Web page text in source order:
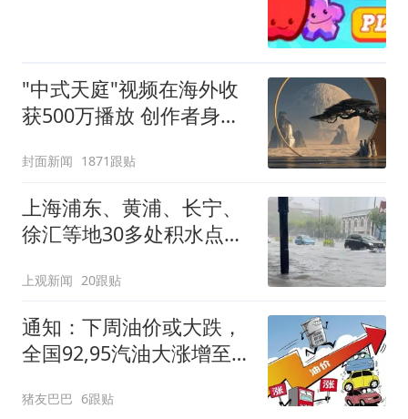
"中式天庭"视频在海外收
获500万播放 创作者身份
封面新闻 1871跟贴
上海浦东、黄浦、长宁、
徐汇等地30多处积水点正
上观新闻 20跟贴
通知：下周油价或大跌，
全国92,95汽油大涨增至
跌近0.34元/升！
猪友巴巴 6跟贴